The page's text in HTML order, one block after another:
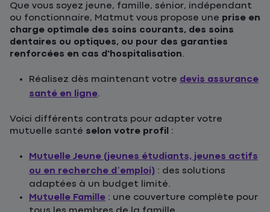
Que vous soyez jeune, famille, sénior, indépendant
ou fonctionnaire, Matmut vous propose une prise en
charge optimale des soins courants, des soins
dentaires ou optiques, ou pour des garanties
renforcées en cas d'hospitalisation.
Réalisez dès maintenant votre devis assurance
santé en ligne.
Voici différents contrats pour adapter votre
mutuelle santé selon votre profil :
Mutuelle Jeune (jeunes étudiants, jeunes actifs
ou en recherche d’emploi) : des solutions
adaptées à un budget limité.
Mutuelle Famille : une couverture complète pour